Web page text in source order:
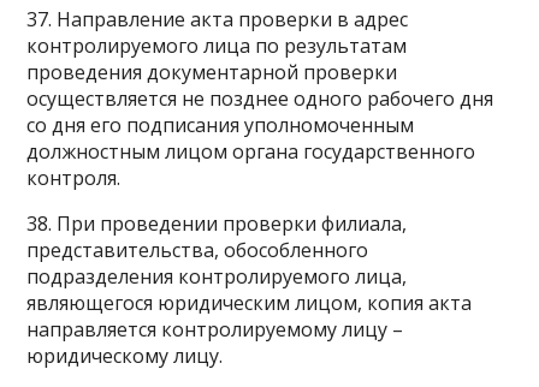
37. Направление акта проверки в адрес
контролируемого лица по результатам
проведения документарной проверки
осуществляется не позднее одного рабочего дня
со дня его подписания уполномоченным
должностным лицом органа государственного
контроля.
38. При проведении проверки филиала,
представительства, обособленного
подразделения контролируемого лица,
являющегося юридическим лицом, копия акта
направляется контролируемому лицу –
юридическому лицу.